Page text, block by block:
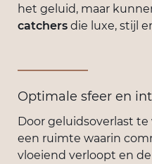
het geluid, maar
catchers die luxe, stijl
Optimale sfeer en
Door geluidsoverlast
een ruimte waarin
vloeiend verloopt en